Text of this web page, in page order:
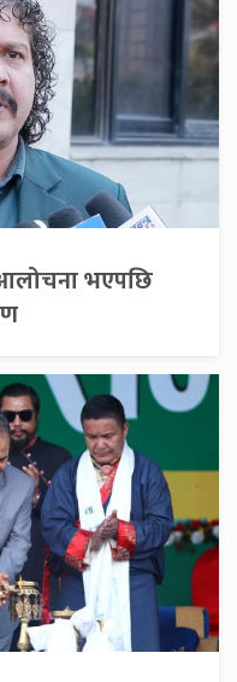
आलोचना भएपछि